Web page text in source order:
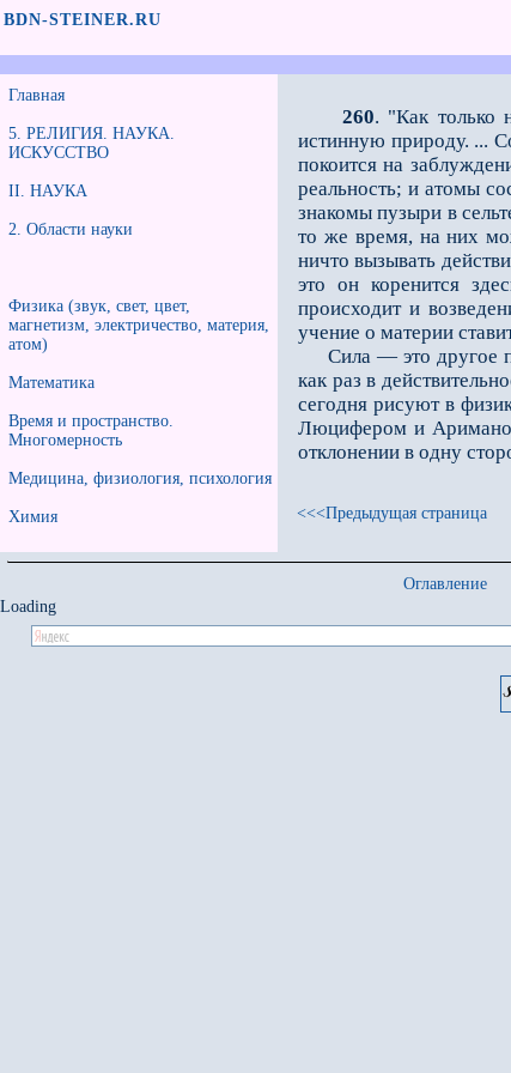
BDN-STEINER.RU
Главная
5. РЕЛИГИЯ. НАУКА.
ИСКУССТВО
II. НАУКА
2. Области науки
Физика (звук, свет, цвет,
магнетизм, электричество, материя,
атом)
Математика
Время и пространство.
Многомерность
Медицина, физиология, психология
Химия
260. "Как только
истинную природу. ...
покоится на
реальность; и атомы
знакомы пузыри в
то же время, на них
ничто вызывать
это он коренится
происходит и
учение о материи
Сила — это другое
как раз в
сегодня рисуют в
Люцифером и
отклонении в одну
<<<Предыдущая страница
Оглавление
Loading